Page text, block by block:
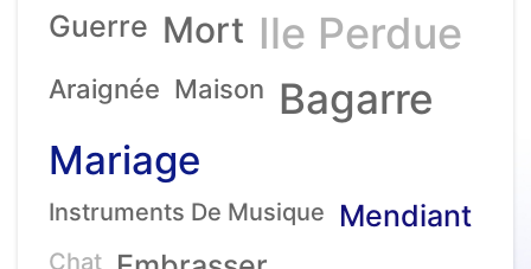
Guerre Mort Ile Perdue
Araignée Maison Bagarre
Mariage
Instruments De Musique Mendiant
Chat